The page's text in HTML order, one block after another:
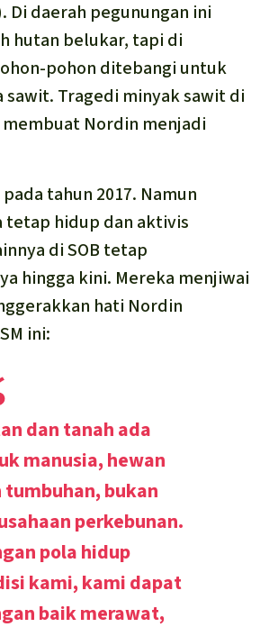
Di daerah pegunungan ini
hutan belukar, tapi di
pohon ditebangi untuk
sawit. Tragedi minyak sawit di
Nordin menjadi
tahun 2017. Namun
tetap hidup dan aktivis
di SOB tetap
hingga kini. Mereka menjiwai
hati Nordin
ini:
dan tanah ada
manusia, hewan
tumbuhan, bukan
perkebunan.
pola hidup
kami, kami dapat
baik merawat,